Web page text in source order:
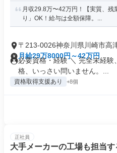
月収29.8万〜42万円！【実質、
り」OK！給与は全額保障。...
〒213-0026神奈川県川崎市高
月給29万8000円～42万円
必要資格・経験 ＼ 完全未経
格、いっさい問いません。...
資格取得支援あり +8個
正社員
大手メーカーの工場も担当